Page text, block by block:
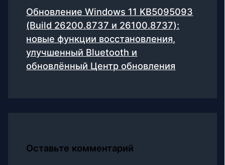
Обновление Windows 11 KB5095093
(Build 26200.8737 и 26100.8737):
новые функции восстановления,
улучшенный Bluetooth и
обновлённый Центр обновления
Оставьте комментарий